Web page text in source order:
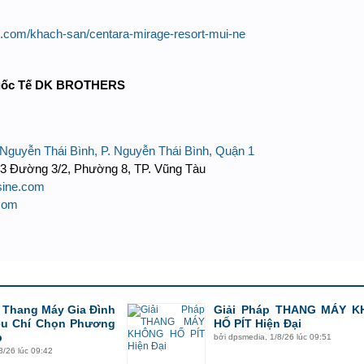
khach-san/centara-mirage-resort-mui-ne
Tế DK BROTHERS
Thái Bình, P. Nguyễn Thái Bình, Quận 1
Đường 3/2, Phường 8, TP. Vũng Tàu
Máy Gia Đình
Chí Chọn Phương
26 lúc 09:42
Giải Pháp THANG MÁY
HỐ PÍT Hiện Đại
bởi dpsmedia 1/8/26 lúc 09:51